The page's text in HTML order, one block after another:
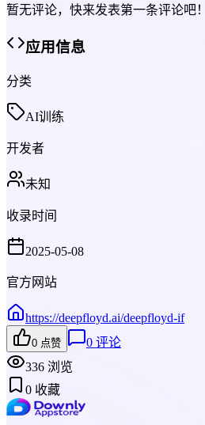
暂无评论，快来发表第一条评论吧！
应用信息
分类
AI训练
开发者
未知
收录时间
2025-05-08
官方网站
https://deepfloyd.ai/deepfloyd-if
0 点赞 0 评论
336 浏览
0 收藏